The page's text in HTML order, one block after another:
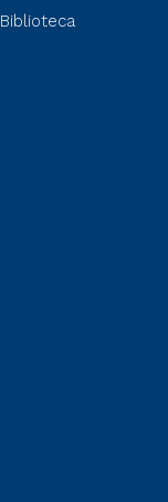
Biblioteca